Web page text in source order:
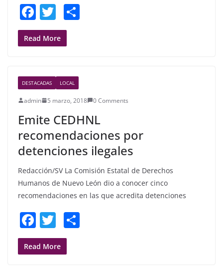
F
a
c
b
o
o
k
T
w
itt
Read More
DESTACADAS LOCAL
admin 5 marzo, 2018 0 Comments
Emite CEDHNL
recomendaciones por
detenciones ilegales
Redacción/SV La Comisión Estatal de Derechos
Humanos de Nuevo León dio a conocer cinco
recomendaciones en las que acredita detenciones
F
a
c
T
w
itt
Read More